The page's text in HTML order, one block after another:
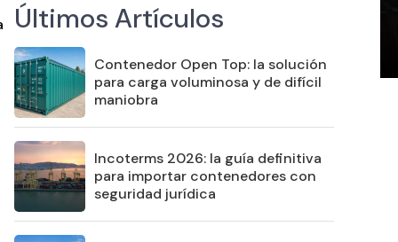
Últimos Artículos
Contenedor Open Top: la solución
para carga voluminosa y de difícil
maniobra
Incoterms 2026: la guía definitiva
para importar contenedores con
seguridad jurídica